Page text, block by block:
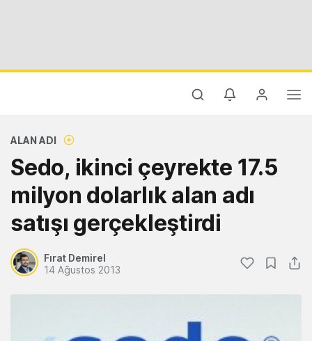
ALAN ADI
Sedo, ikinci çeyrekte 17.5
milyon dolarlık alan adı
satışı gerçekleştirdi
Fırat Demirel
14 Ağustos 2013